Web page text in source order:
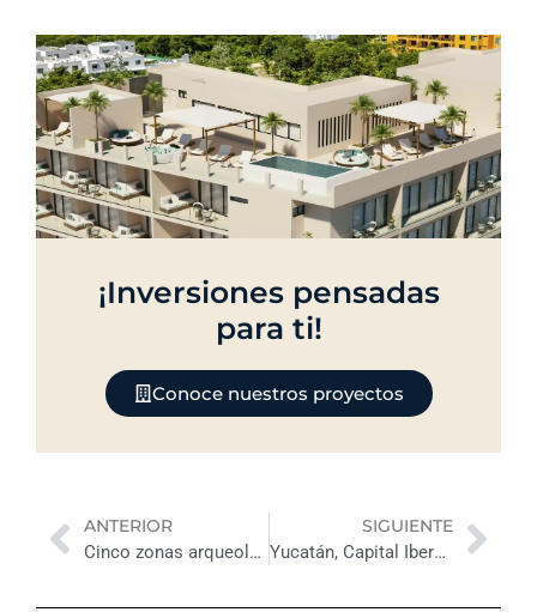
¡Inversiones pensadas
para ti!
Conoce nuestros proyectos
Previo
ANTERIOR
Cinco zonas arqueológicas que no son Chichén Itzá y debes conocer
SIGUIENTE
Yucatán, Capital Iberoamericana de la Gastronomía 2026